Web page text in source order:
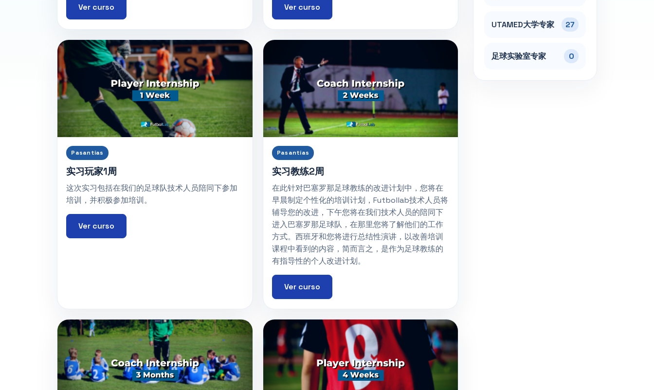
Ver curso Ver curso
Pasantías
实习玩家1周
这次实习包括在我们的足球队技术人员陪同下参加
培训，并积极参加培训。
Ver curso
Pasantías
实习教练2周
在此针对巴塞罗那足球教练的改进计划中，您将在
早晨制定个性化的培训计划，Futbollab技术人员将
辅导您的改进，下午您将在我们技术人员的陪同下
进入巴塞罗那足球队，在那里您将了解他们的工作
方式。西班牙和您将进行总结性演讲，以改善培训
课程中看到的内容，简而言之，是作为足球教练的
有指导性的个人改进计划。
Ver curso
UTAMED大学专家 27
足球实验室专家 0